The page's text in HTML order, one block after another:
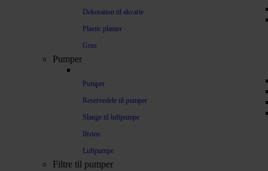
Dekoration til akvarie
Plastic planter
Grus
Pumper
Pumper
Reservedele til pumper
Slange til luftpumpe
Iltsten
Luftpumpe
Filtre til pumper